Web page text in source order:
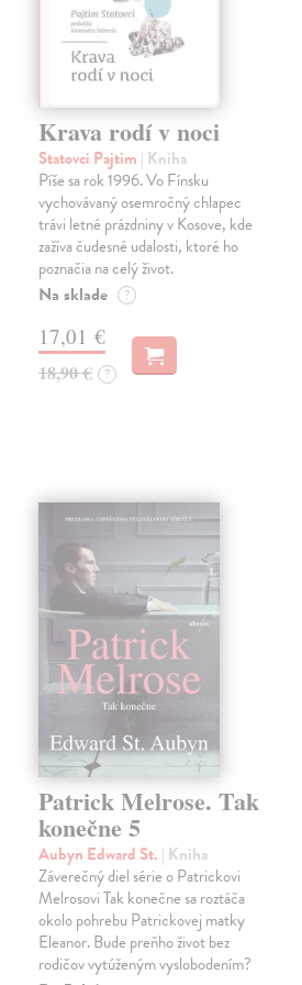
Krava rodí v noci
Statovci Pajtim | Kniha
Píše sa rok 1996. Vo Fínsku
vychovávaný osemročný chlapec
trávi letné prázdniny v Kosove, kde
zažíva čudesné udalosti, ktoré ho
poznačia na celý život.
Na sklade ?
17,01 €
18,90 € ?
Patrick Melrose. Tak
konečne 5
Aubyn Edward St. | Kniha
Záverečný diel série o Patrickovi
Melrosovi Tak konečne sa roztáča
okolo pohrebu Patrickovej matky
Eleanor. Bude preňho život bez
rodičov vytúženým vyslobodením?